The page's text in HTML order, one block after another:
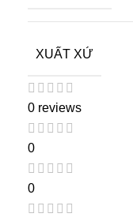
XUẤT XỨ
0 reviews
0
0